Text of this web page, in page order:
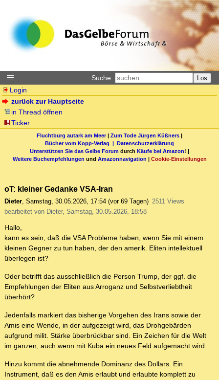
Suche: Los
Login
zurück zur Hauptseite
in Thread öffnen
Ticker
Fluchtburg autark am Meer| Zum Tode Jürgen Küßners |
Bücher vom Kopp-Verlag | Datenschutzerklärung
Unterstützen Sie das Gelbe Forum durch Käufe bei Amazon! |
Weitere Buchempfehlungen und Amazonnavigation | Cookie-Einstellungen
oT: kleiner Gedanke VSA-Iran
Dieter, Samstag, 30.05.2026, 17:54 (vor 69 Tagen) 2511 Views
bearbeitet von Dieter, Samstag, 30.05.2026, 18:58
Hallo,
kann es sein, daß die VSA Probleme haben, wenn Sie mit einem
kleinen Gegner zu tun haben, der den amerik. Eliten intellektuell
überlegen ist?
Oder betrifft das ausschließlich die Person Trump, der ggf. die
Empfehlungen der Eliten aus Arroganz und Selbstverliebtheit
überhört?
Jedenfalls markiert das bisherige Vorgehen des Irans sowie der
Amis eine Wende, in der aufgezeigt wird, das Drohgebärden
aufgrund milit. Stärke überbrückbar sind. Ein Zeichen für die Welt
im ganzen, auch wenn mit Kuba ein neues Feld aufgemacht wird.
Hinzu kommt die abnehmende Dominanz des Dollars. Ein
Instrument, daß es den Amis erlaubt und erlaubte komplett zu